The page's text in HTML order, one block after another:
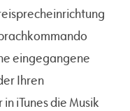
eingegangene
Ihren
iTunes die Musik